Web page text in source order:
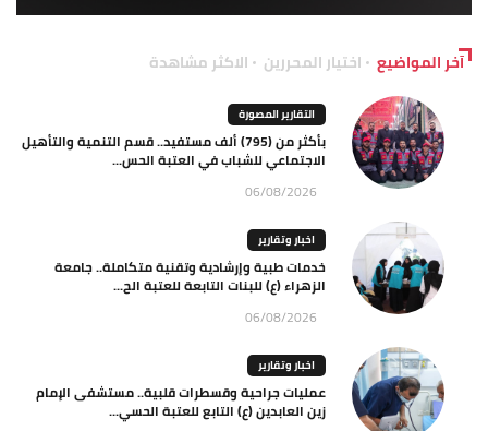
آخر المواضيع اختيار المحررين الاكثر مشاهدة
التقارير المصورة
بأكثر من (795) ألف مستفيد.. قسم التنمية والتأهيل
الاجتماعي للشباب في العتبة الحس...
06/08/2026
اخبار وتقارير
خدمات طبية وإرشادية وتقنية متكاملة.. جامعة
الزهراء (ع) للبنات التابعة للعتبة الح...
06/08/2026
اخبار وتقارير
عمليات جراحية وقسطرات قلبية.. مستشفى الإمام
زين العابدين (ع) التابع للعتبة الحسي...